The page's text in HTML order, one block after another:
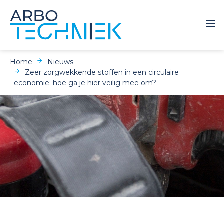
Home
Nieuws
Zeer zorgwekkende stoffen in een circulaire
economie: hoe ga je hier veilig mee om?